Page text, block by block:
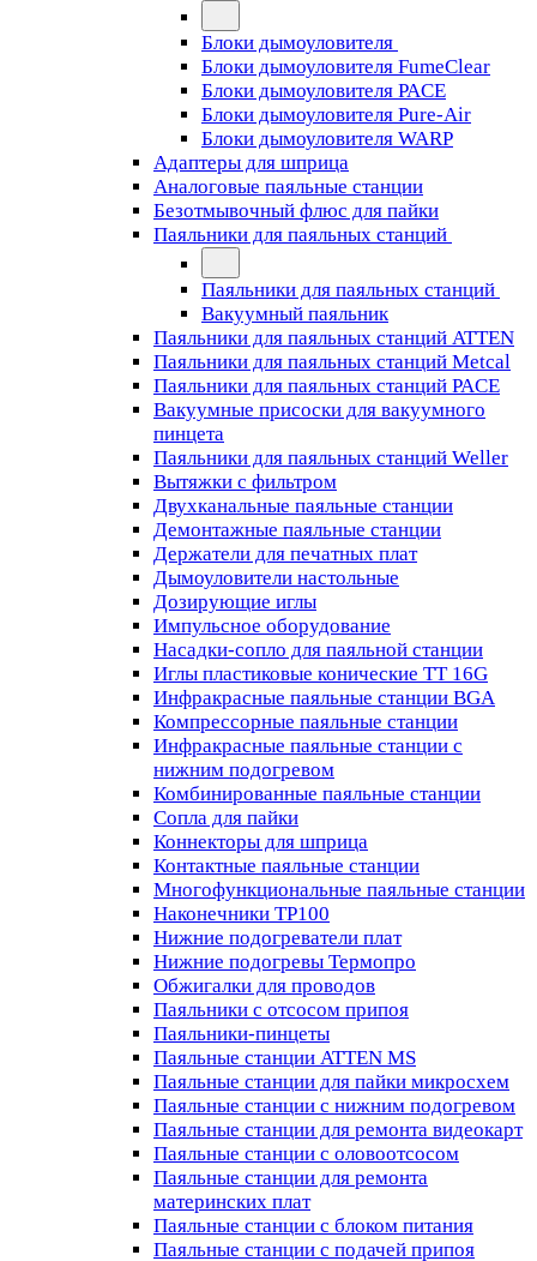
Блоки дымоуловителя
Блоки дымоуловителя FumeClear
Блоки дымоуловителя PACE
Блоки дымоуловителя Pure-Air
Блоки дымоуловителя WARP
Адаптеры для шприца
Аналоговые паяльные станции
Безотмывочный флюс для пайки
Паяльники для паяльных станций
Паяльники для паяльных станций
Вакуумный паяльник
Паяльники для паяльных станций ATTEN
Паяльники для паяльных станций Metcal
Паяльники для паяльных станций PACE
Вакуумные присоски для вакуумного
пинцета
Паяльники для паяльных станций Weller
Вытяжки с фильтром
Двухканальные паяльные станции
Демонтажные паяльные станции
Держатели для печатных плат
Дымоуловители настольные
Дозирующие иглы
Импульсное оборудование
Насадки-сопло для паяльной станции
Иглы пластиковые конические TT 16G
Инфракрасные паяльные станции BGA
Компрессорные паяльные станции
Инфракрасные паяльные станции с
нижним подогревом
Комбинированные паяльные станции
Сопла для пайки
Коннекторы для шприца
Контактные паяльные станции
Многофункциональные паяльные станции
Наконечники TP100
Нижние подогреватели плат
Нижние подогревы Термопро
Обжигалки для проводов
Паяльники с отсосом припоя
Паяльники-пинцеты
Паяльные станции ATTEN MS
Паяльные станции для пайки микросхем
Паяльные станции с нижним подогревом
Паяльные станции для ремонта видеокарт
Паяльные станции с оловоотсосом
Паяльные станции для ремонта
материнских плат
Паяльные станции с блоком питания
Паяльные станции с подачей припоя